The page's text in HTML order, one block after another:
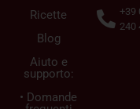
Ricette
Blog
Aiuto e
supporto:
• Domande
+39
240